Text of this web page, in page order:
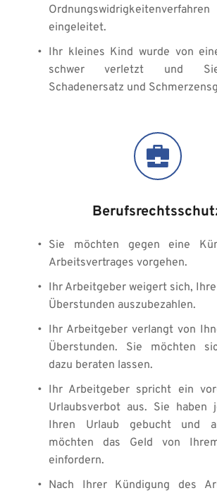
eingeleitet.
Ihr kleines Kind wurde von
schwer verletzt und
Schadenersatz und
Sie möchten gegen eine
Arbeitsvertrages vorgehen.
Ihr Arbeitgeber weigert sich,
Überstunden auszubezahlen.
Ihr Arbeitgeber verlangt von
Überstunden. Sie möchten
dazu beraten lassen.
Ihr Arbeitgeber spricht ein
Urlaubsverbot aus. Sie haben
Ihren Urlaub gebucht und
möchten das Geld von
einfordern.
Nach Ihrer Kündigung des